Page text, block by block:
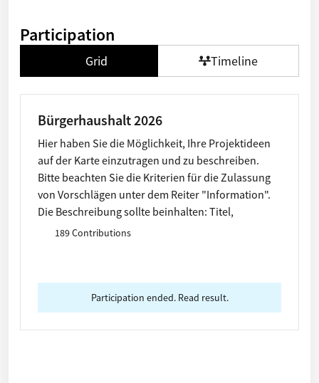
Participation
Grid Timeline
Bürgerhaushalt 2026
Hier haben Sie die Möglichkeit, Ihre Projektideen
auf der Karte einzutragen und zu beschreiben.
Bitte beachten Sie die Kriterien für die Zulassung
von Vorschlägen unter dem Reiter "Information".
Die Beschreibung sollte beinhalten: Titel,
Kurzbeschreibung: Was? Wo genau? Welche
für die Einreichung Ihrer Idee endet am 30. April
189 Contributions
Participation ended. Read result.